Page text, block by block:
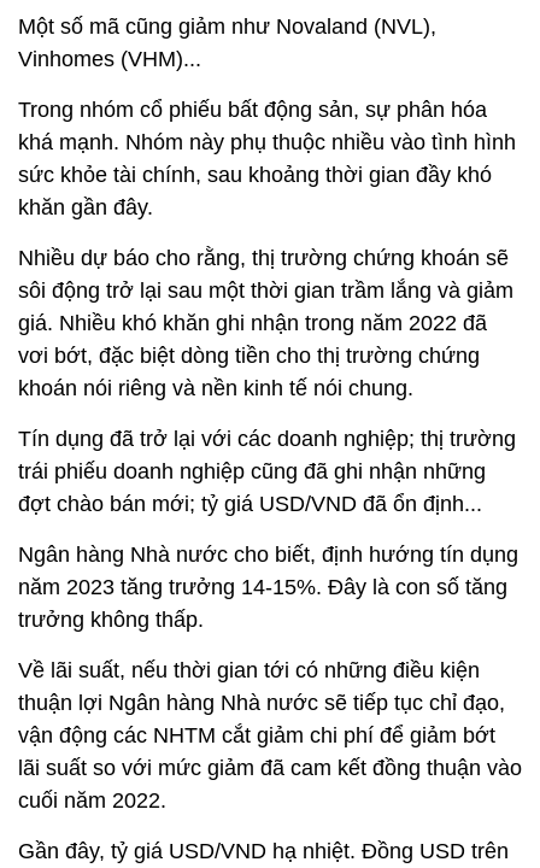
Một số mã cũng giảm như Novaland (NVL),
Vinhomes (VHM)...
Trong nhóm cổ phiếu bất động sản, sự phân hóa
khá mạnh. Nhóm này phụ thuộc nhiều vào tình hình
sức khỏe tài chính, sau khoảng thời gian đầy khó
khăn gần đây.
Nhiều dự báo cho rằng, thị trường chứng khoán sẽ
sôi động trở lại sau một thời gian trầm lắng và giảm
giá. Nhiều khó khăn ghi nhận trong năm 2022 đã
vơi bớt, đặc biệt dòng tiền cho thị trường chứng
khoán nói riêng và nền kinh tế nói chung.
Tín dụng đã trở lại với các doanh nghiệp; thị trường
trái phiếu doanh nghiệp cũng đã ghi nhận những
đợt chào bán mới; tỷ giá USD/VND đã ổn định...
Ngân hàng Nhà nước cho biết, định hướng tín dụng
năm 2023 tăng trưởng 14-15%. Đây là con số tăng
trưởng không thấp.
Về lãi suất, nếu thời gian tới có những điều kiện
thuận lợi Ngân hàng Nhà nước sẽ tiếp tục chỉ đạo,
vận động các NHTM cắt giảm chi phí để giảm bớt
lãi suất so với mức giảm đã cam kết đồng thuận vào
cuối năm 2022.
Gần đây, tỷ giá USD/VND hạ nhiệt. Đồng USD trên